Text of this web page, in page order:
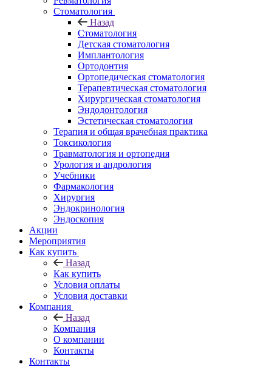
Стоматология
Назад
Стоматология
Детская стоматология
Имплантология
Ортодонтия
Ортопедическая стоматология
Терапевтическая стоматология
Хирургическая стоматология
Эндодонтология
Эстетическая стоматология
Терапия и общая врачебная практика
Токсикология
Травматология и ортопедия
Урология и андрология
Учебники
Фармакология
Хирургия
Эндокринология
Эндоскопия
Акции
Мероприятия
Как купить
Назад
Как купить
Условия оплаты
Условия доставки
Компания
Назад
Компания
О компании
Контакты
Контакты